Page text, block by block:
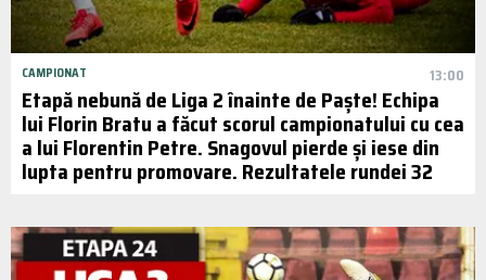
CAMPIONAT 13:00
Etapă nebună de Liga 2 înainte de Paște! Echipa
lui Florin Bratu a făcut scorul campionatului cu cea
a lui Florentin Petre. Snagovul pierde și iese din
lupta pentru promovare. Rezultatele rundei 32